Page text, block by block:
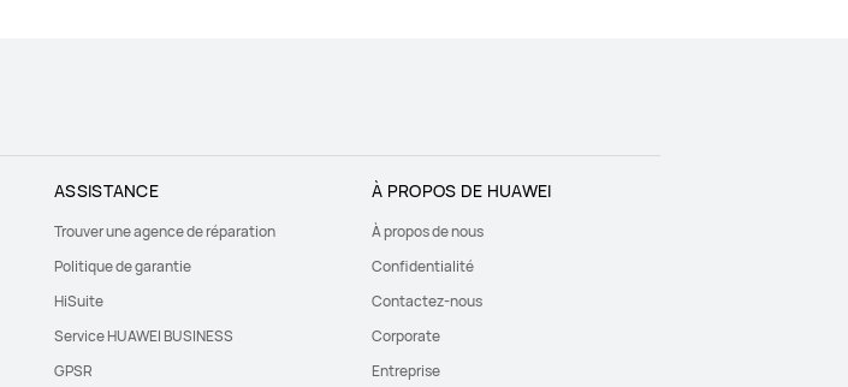
ASSISTANCE
Trouver une agence de réparation
Politique de garantie
HiSuite
Service HUAWEI BUSINESS
GPSR
À PROPOS DE HUAWEI
À propos de nous
Confidentialité
Contactez-nous
Corporate
Entreprise